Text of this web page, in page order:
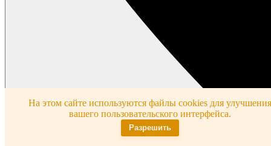
На этом сайте используются файлы cookies для улучшения
вашего пользовательского интерфейса.
Разрешить